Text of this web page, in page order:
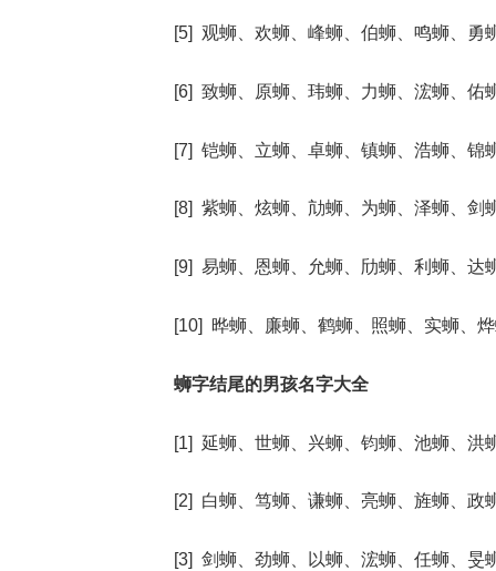
[5] 观蛳、欢蛳、峰蛳、伯蛳、鸣蛳、勇
[6] 致蛳、原蛳、玮蛳、力蛳、浤蛳、佑
[7] 铠蛳、立蛳、卓蛳、镇蛳、浩蛳、锦
[8] 紫蛳、炫蛳、劥蛳、为蛳、泽蛳、剑
[9] 易蛳、恩蛳、允蛳、劤蛳、利蛳、达
[10] 晔蛳、廉蛳、鹤蛳、照蛳、实蛳、
蛳字结尾的男孩名字大全
[1] 延蛳、世蛳、兴蛳、钧蛳、池蛳、洪
[2] 白蛳、笃蛳、谦蛳、亮蛳、旌蛳、政
[3] 剑蛳、劲蛳、以蛳、浤蛳、任蛳、旻